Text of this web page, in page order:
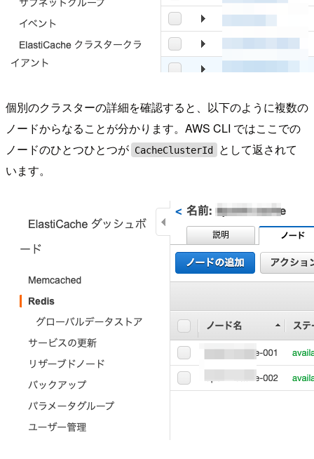
個別のクラスターの詳細を確認すると、以下のように複数の
ノードからなることが分かります。AWS CLI ではここでの
ノードのひとつひとつが CacheClusterId
として返されて
います。